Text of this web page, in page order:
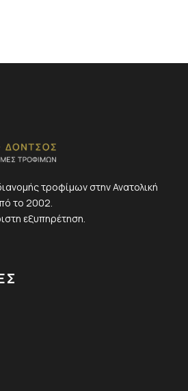
τροφίμων στην Ανατολική
το 2002.
εξυπηρέτηση.